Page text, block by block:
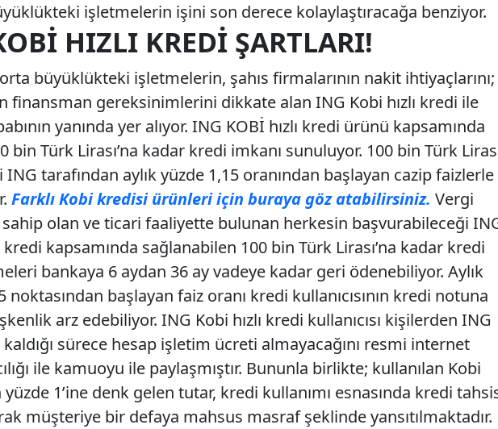
işletmelerin işini son derece kolaylaştıracağa benziyor.
HIZLI KREDI ŞARTLARI!
büyüklükteki işletmelerin, şahıs firmalarının nakit ihtiyaçlarını;
finansman gereksinimlerini dikkate alan ING Kobi hızlı kredi ile
yanında yer alıyor. ING KOBİ hızlı kredi ürünü kapsamında
bin Türk Lirası’na kadar kredi imkanı sunuluyor. 100 bin Türk
ING tarafından aylık yüzde 1,15 oranından başlayan cazip faizlerle
Farklı Kobi kredisi ürünleri için buraya göz atabilirsiniz. Vergi
sahip olan ve ticari faaliyette bulunan herkesin başvurabileceği
kredi kapsamında sağlanabilen 100 bin Türk Lirası’na kadar kredi
bankaya 6 aydan 36 ay vadeye kadar geri ödenebiliyor. Aylık
noktasından başlayan faiz oranı kredi kullanıcısının kredi notuna
arz edebiliyor. ING Kobi hızlı kredi kullanıcısı kişilerden ING
kaldığı sürece hesap işletim ücreti almayacağını resmi internet
ile kamuoyu ile paylaşmıştır. Bununla birlikte; kullanılan Kobi
1’ine denk gelen tutar, kredi kullanımı esnasında kredi
müşteriye bir defaya mahsus masraf şeklinde yansıtılmaktadır.